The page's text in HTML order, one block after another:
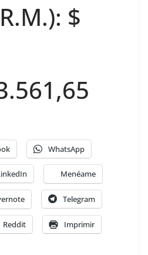
$
WhatsApp
Menéame
Telegram
Reddit Imprimir